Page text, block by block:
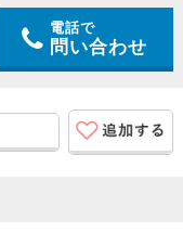
電話で
問い合わせ